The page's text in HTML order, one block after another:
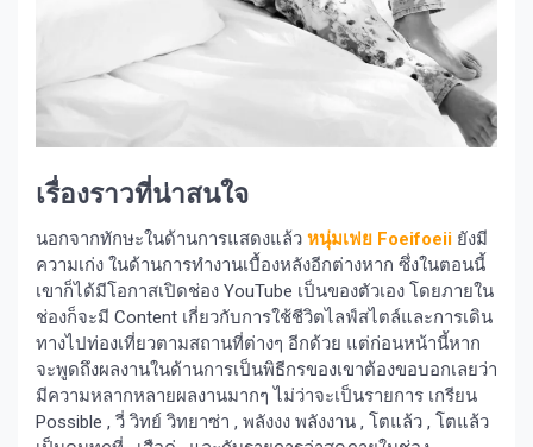
เรื่องราวที่น่าสนใจ
นอกจากทักษะในด้านการแสดงแล้ว หนุ่มเฟย Foeifoeii ยังมี
ความเก่ง ในด้านการทำงานเบื้องหลังอีกต่างหาก ซึ่งในตอนนี้
เขาก็ได้มีโอกาสเปิดช่อง YouTube เป็นของตัวเอง โดยภายใน
ช่องก็จะมี Content เกี่ยวกับการใช้ชีวิตไลฟ์สไตล์และการเดิน
ทางไปท่องเที่ยวตามสถานที่ต่างๆ อีกด้วย แต่ก่อนหน้านี้หาก
จะพูดถึงผลงานในด้านการเป็นพิธีกรของเขาต้องขอบอกเลยว่า
มีความหลากหลายผลงานมากๆ ไม่ว่าจะเป็นรายการ เกรียน
Possible , วี่ วิทย์ วิทยาซ่า , พลังงง พลังงาน , โตแล้ว , โตแล้ว